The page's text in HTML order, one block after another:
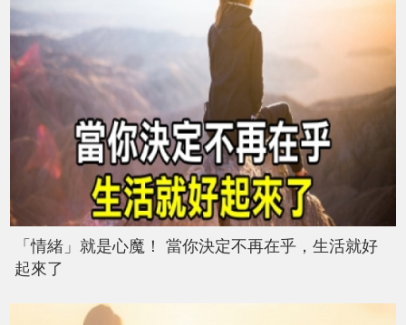
「情緒」就是心魔！ 當你決定不再在乎，生活就好
起來了